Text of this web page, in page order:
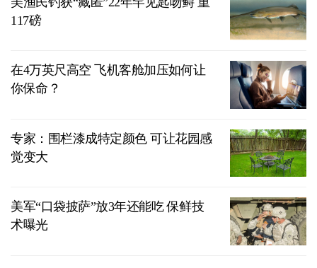
117磅
在4万英尺高空 飞机客舱加压如何让
你保命？
专家：围栏漆成特定颜色 可让花园感
觉变大
美军“口袋披萨”放3年还能吃 保鲜技
术曝光